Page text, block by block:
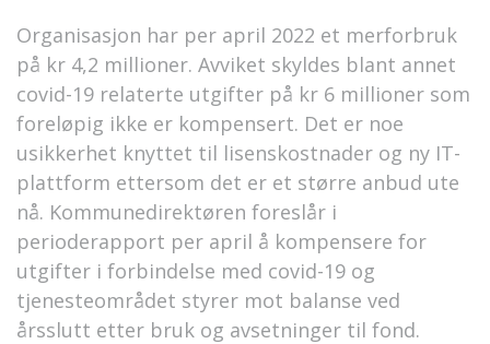
Organisasjon har per april 2022 et merforbruk
på kr 4,2 millioner. Avviket skyldes blant annet
covid-19 relaterte utgifter på kr 6 millioner som
foreløpig ikke er kompensert. Det er noe
usikkerhet knyttet til lisenskostnader og ny IT-
plattform ettersom det er et større anbud ute
nå. Kommunedirektøren foreslår i
perioderapport per april å kompensere for
utgifter i forbindelse med covid-19 og
tjenesteområdet styrer mot balanse ved
årsslutt etter bruk og avsetninger til fond.